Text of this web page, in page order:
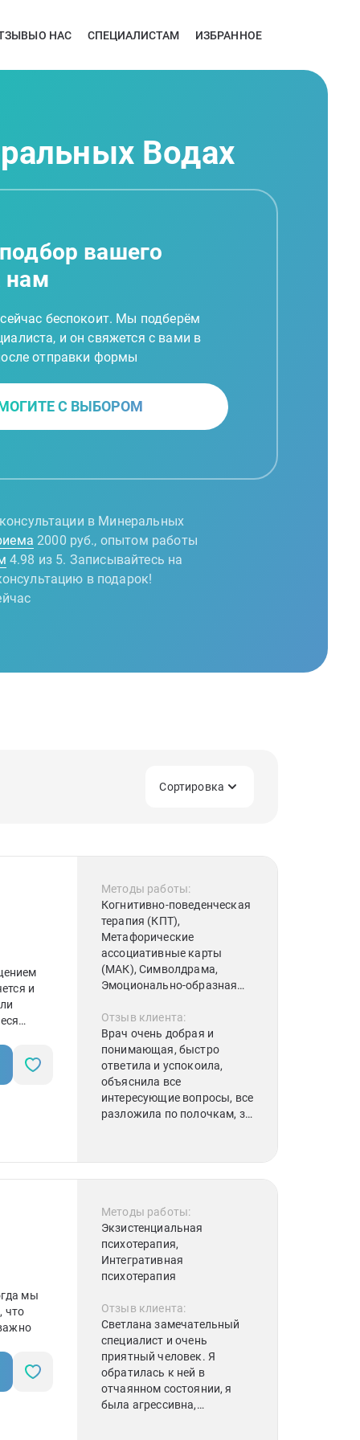
О НАС СПЕЦИАЛИСТАМ ИЗБРАННОЕ
Водах
вашего
нам
беспокоит. Мы подберём
и он свяжется с вами в
отправки формы
С ВЫБОРОМ
в Минеральных
2000 руб., опытом работы
4.98 из 5. Записывайтесь на
в подарок!
Сортировка
и
Методы работы:
Когнитивно-поведенческая
терапия (КПТ),
Метафорические
ассоциативные карты
(МАК), Символдрама,
Эмоционально-образная
Психоаналитическая
терапия, Песочная терапия,
Юнгианский анализ,
Когнитивная терапия,
Рационально-
эмоционально-
поведенческая терапия,
Отзыв клиента:
Врач очень добрая и
понимающая, быстро
ответила и успокоила,
объяснила все
интересующие вопросы, все
разложила по полочкам, за
мы
что
Методы работы:
Экзистенциальная
психотерапия,
Интегративная
психотерапия
Отзыв клиента:
Светлана замечательный
специалист и очень
приятный человек. Я
обратилась к ней в
отчаянном состоянии, я
была агрессивна,